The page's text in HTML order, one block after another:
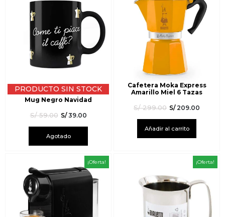
PRODUCTO SIN STOCK
Mug Negro Navidad
S/59.00 S/39.00
Agotado
Cafetera Moka Express
Amarillo Miel 6 Tazas
S/299.00 S/209.00
Añadir al carrito
¡Oferta! ¡Oferta!